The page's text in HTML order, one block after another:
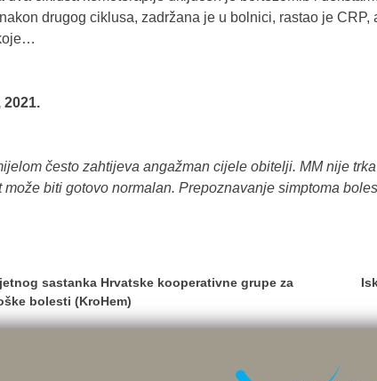
drugog ciklusa, zadržana je u bolnici, rastao je
2021.
često zahtijeva angažman cijele obitelji. MM nije
može biti gotovo normalan. Prepoznavanje simptoma
sastanka Hrvatske kooperativne grupe za
bolesti (KroHem)